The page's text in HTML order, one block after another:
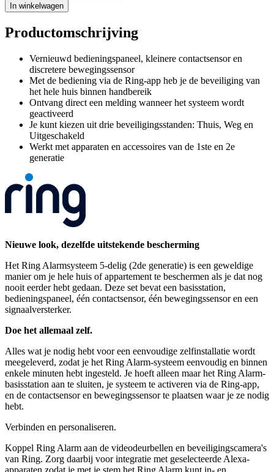
In winkelwagen
Productomschrijving
Vernieuwd bedieningspaneel, kleinere contactsensor en
discretere bewegingssensor
Met de bediening via de Ring-app heb je de beveiliging van
het hele huis binnen handbereik
Ontvang direct een melding wanneer het systeem wordt
geactiveerd
Je kunt kiezen uit drie beveiligingsstanden: Thuis, Weg en
Uitgeschakeld
Werkt met apparaten en accessoires van de 1ste en 2e
generatie
Nieuwe look, dezelfde uitstekende bescherming
Het Ring Alarmsysteem 5-delig (2de generatie) is een geweldige
manier om je hele huis of appartement te beschermen als je dat nog
nooit eerder hebt gedaan. Deze set bevat een basisstation,
bedieningspaneel, één contactsensor, één bewegingssensor en een
signaalversterker.
Doe het allemaal zelf.
Alles wat je nodig hebt voor een eenvoudige zelfinstallatie wordt
meegeleverd, zodat je het Ring Alarm-systeem eenvoudig en binnen
enkele minuten hebt ingesteld. Je hoeft alleen maar het Ring Alarm-
basisstation aan te sluiten, je systeem te activeren via de Ring-app,
en de contactsensor en bewegingssensor te plaatsen waar je ze nodig
hebt.
Verbinden en personaliseren.
Koppel Ring Alarm aan de videodeurbellen en beveiligingscamera's
van Ring. Zorg daarbij voor integratie met geselecteerde Alexa-
apparaten zodat je met je stem het Ring Alarm kunt in- en